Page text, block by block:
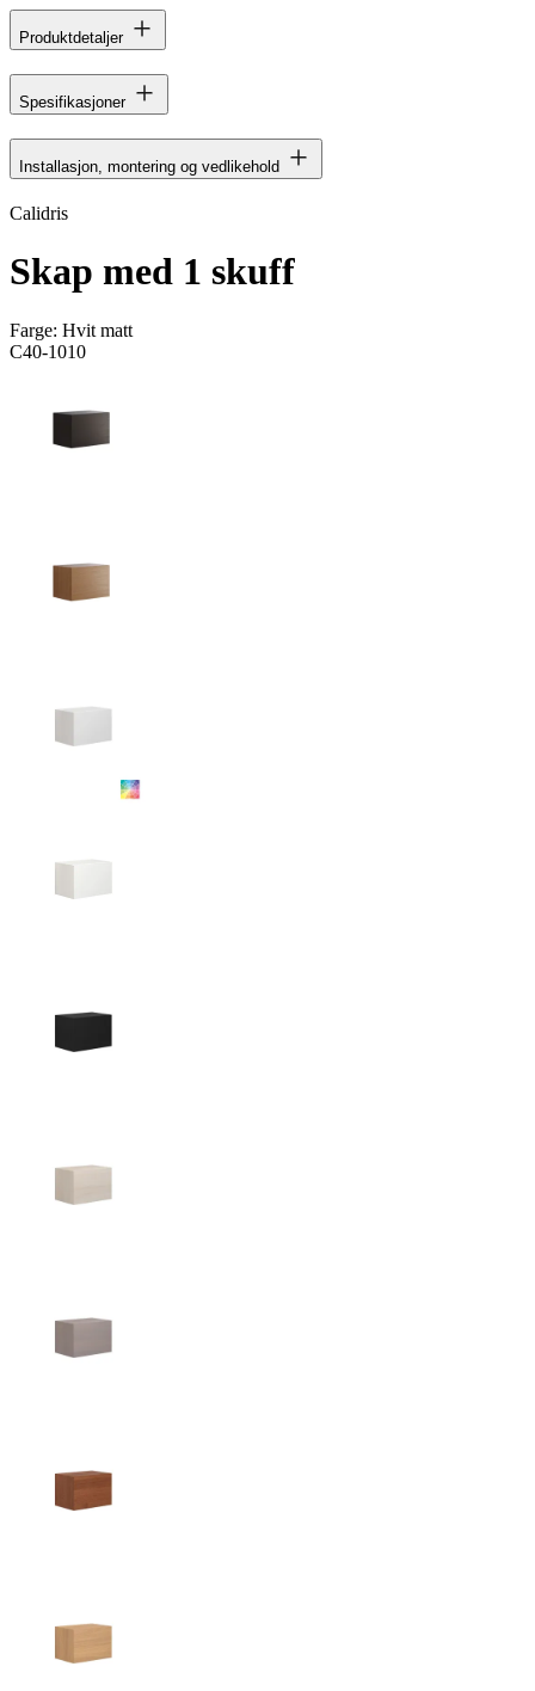
Produktdetaljer
Spesifikasjoner
Installasjon, montering og vedlikehold
Calidris
Skap med 1 skuff
Farge: Hvit matt
C40-1010